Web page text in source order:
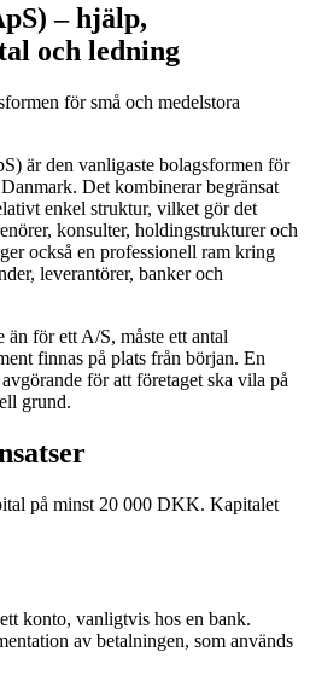
– hjälp,
och ledning
för små och medelstora
är den vanligaste bolagsformen för
Det kombinerar begränsat
enkel struktur, vilket gör det
konsulter, holdingstrukturer och
också en professionell ram kring
leverantörer, banker och
för ett A/S, måste ett antal
finnas på plats från början. En
för att företaget ska vila på
grund.
på minst 20 000 DKK. Kapitalet
konto, vanligtvis hos en bank.
av betalningen, som används